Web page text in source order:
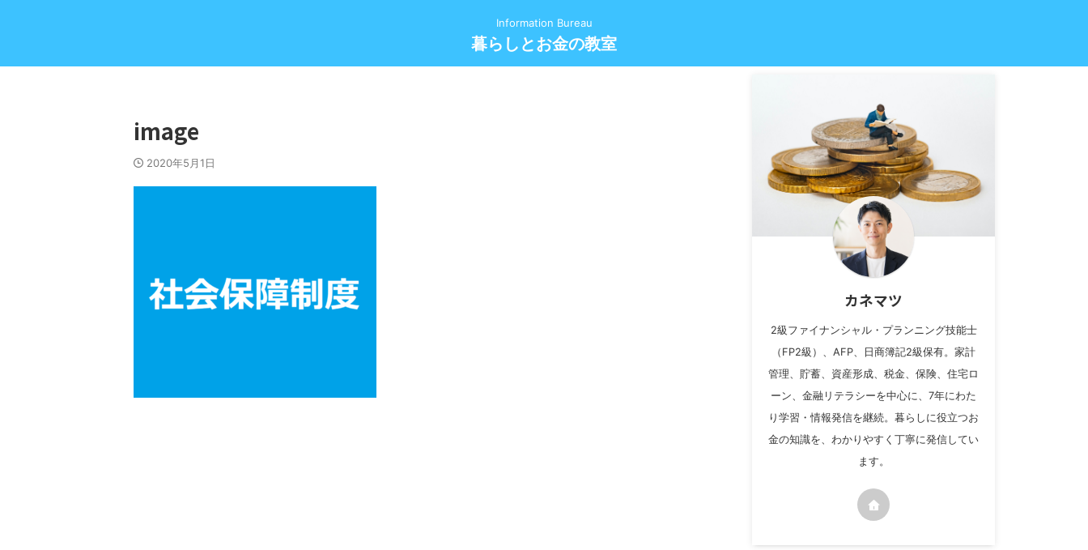
Information Bureau
暮らしとお金の教室
image
2020年5月1日
カネマツ
2級ファイナンシャル・プランニング技能士
（FP2級）、AFP、日商簿記2級保有。家計
管理、貯蓄、資産形成、税金、保険、住宅ロ
ーン、金融リテラシーを中心に、7年にわた
り学習・情報発信を継続。暮らしに役立つお
金の知識を、わかりやすく丁寧に発信してい
ます。